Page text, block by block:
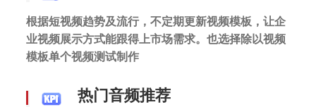
根据短视频趋势及流行，不定期更新视频模板，让企
业视频展示方式能跟得上市场需求。也选择除以视频
模板单个视频测试制作
热门音频推荐